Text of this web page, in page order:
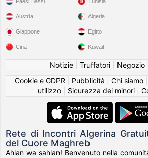
Austria
Giappone
Cina
Algeria
Egitto
Kuwait
Notizie| Truffatori| Negozio|
Cookie e GDPR
Pubblicità Chi siamo|
utilizzo| Sicurezza dei minori|
Rete di Incontri Algerina
del Cuore Maghreb
Ahlan wa sahlan! Benvenuto nella